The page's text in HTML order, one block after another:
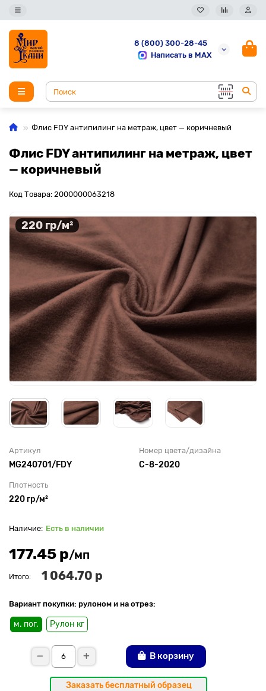
8 (800) 300-28-45
Написать в MAX
Флис FDY антипилинг на метраж, цвет — коричневый
Флис FDY антипилинг на метраж, цвет
— коричневый
Код Товара: 2000000063218
220 гр/м²
Артикул
MG240701/FDY
Номер цвета/дизайна
C-8-2020
Плотность
220 гр/м²
Есть в наличии
177.45 р/мп
Итого: 1 064.70 р
Вариант покупки: рулоном и на отрез:
м. пог. Рулон кг
В корзину
Заказать бесплатный образец